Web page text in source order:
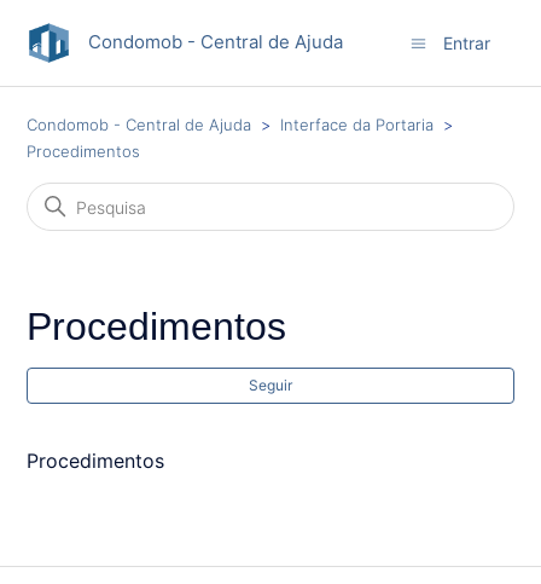
Condomob - Central de Ajuda Entrar
Condomob - Central de Ajuda
Interface da Portaria
Procedimentos
Procedimentos
Seguir
Procedimentos